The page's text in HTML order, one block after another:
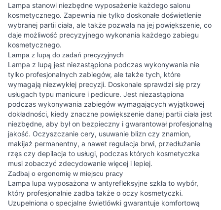
Lampa stanowi niezbędne wyposażenie każdego salonu
kosmetycznego. Zapewnia nie tylko doskonałe doświetlenie
wybranej partii ciała, ale także pozwala na jej powiększenie, co
daje możliwość precyzyjnego wykonania każdego zabiegu
kosmetycznego.
Lampa z lupą do zadań precyzyjnych
Lampa z lupą jest niezastąpiona podczas wykonywania nie
tylko profesjonalnych zabiegów, ale także tych, które
wymagają niezwykłej precyzji. Doskonale sprawdzi się przy
usługach typu manicure i pedicure. Jest niezastąpiona
podczas wykonywania zabiegów wymagających wyjątkowej
dokładności, kiedy znaczne powiększenie danej partii ciała jest
niezbędne, aby był on bezpieczny i gwarantował profesjonalną
jakość. Oczyszczanie cery, usuwanie blizn czy znamion,
makijaż permanentny, a nawet regulacja brwi, przedłużanie
rzęs czy depilacja to usługi, podczas których kosmetyczka
musi zobaczyć zdecydowanie więcej i lepiej.
Zadbaj o ergonomię w miejscu pracy
Lampa lupa wyposażona w antyrefleksyjne szkła to wybór,
który profesjonalnie zadba także o oczy kosmetyczki.
Uzupełniona o specjalne świetlówki gwarantuje komfortową